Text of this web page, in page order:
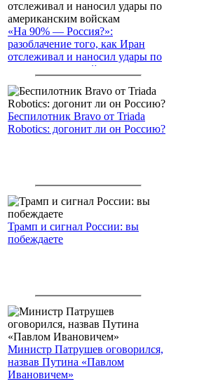
«На 90% — Россия?»:
разоблачение того, как Иран
отслеживал и наносил удары по
американским войскам
Беспилотник Bravo от Triada
Robotics: догонит ли он Россию?
Трамп и сигнал России: вы
побеждаете
Министр Патрушев оговорился,
назвав Путина «Павлом
Ивановичем»